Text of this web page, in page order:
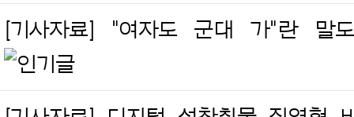
[기사자료] "여자도 군대 가"란 말